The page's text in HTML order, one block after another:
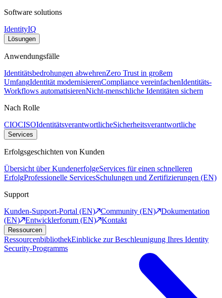
Software solutions
IdentityIQ
Lösungen
Anwendungsfälle
Identitätsbedrohungen abwehrenZero Trust in großem
UmfangIdentität modernisierenCompliance vereinfachenIdentitäts-
Workflows automatisierenNicht-menschliche Identitäten sichern
Nach Rolle
CIOCISOIdentitätsverantwortlicheSicherheitsverantwortliche
Services
Erfolgsgeschichten von Kunden
Übersicht über KundenerfolgeServices für einen schnelleren
ErfolgProfessionelle ServicesSchulungen und Zertifizierungen (EN)
Support
Kunden-Support-Portal (EN)
Community (EN)
Dokumentation
(EN)
Entwicklerforum (EN) Kontakt
Ressourcen
RessourcenbibliothekEinblicke zur Beschleunigung Ihres Identity
Security-Programms